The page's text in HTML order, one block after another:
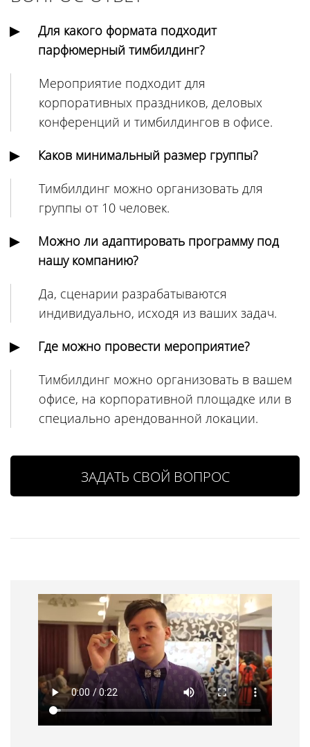
Для какого формата подходит
парфюмерный тимбилдинг?
Мероприятие подходит для
корпоративных праздников, деловых
конференций и тимбилдингов в офисе.
Каков минимальный размер группы?
Тимбилдинг можно организовать для
группы от 10 человек.
Можно ли адаптировать программу под
нашу компанию?
Да, сценарии разрабатываются
индивидуально, исходя из ваших задач.
Где можно провести мероприятие?
Тимбилдинг можно организовать в вашем
офисе, на корпоративной площадке или в
специально арендованной локации.
ЗАДАТЬ СВОЙ ВОПРОС